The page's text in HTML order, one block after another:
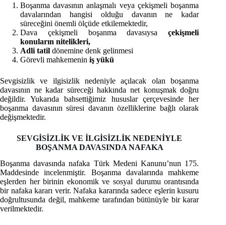
Boşanma davasının anlaşmalı veya çekişmeli boşanma
davalarından hangisi olduğu davanın ne kadar
süreceğini önemli ölçüde etkilemektedir,
Dava çekişmeli boşanma davasıysaçekişmeli
konuların nitelikleri,
Adli tatil dönemine denk gelinmesi
Görevli mahkemenin iş yükü
Sevgisizlik ve ilgisizlik nedeniyle açılacak olan boşanma
davasının ne kadar süreceği hakkında net konuşmak doğru
değildir. Yukarıda bahsettiğimiz hususlar çerçevesinde her
boşanma davasının süresi davanın özelliklerine bağlı olarak
değişmektedir.
SEVGİSİZLİK VE İLGİSİZLİK NEDENİYLE
BOŞANMA DAVASINDA NAFAKA
Boşanma davasında nafaka Türk Medeni Kanunu’nun 175.
Maddesinde incelenmiştir. Boşanma davalarında mahkeme
eşlerden her birinin ekonomik ve sosyal durumu orantısında
bir nafaka kararı verir. Nafaka kararında sadece eşlerin kusuru
doğrultusunda değil, mahkeme tarafından bütünüyle bir karar
verilmektedir.